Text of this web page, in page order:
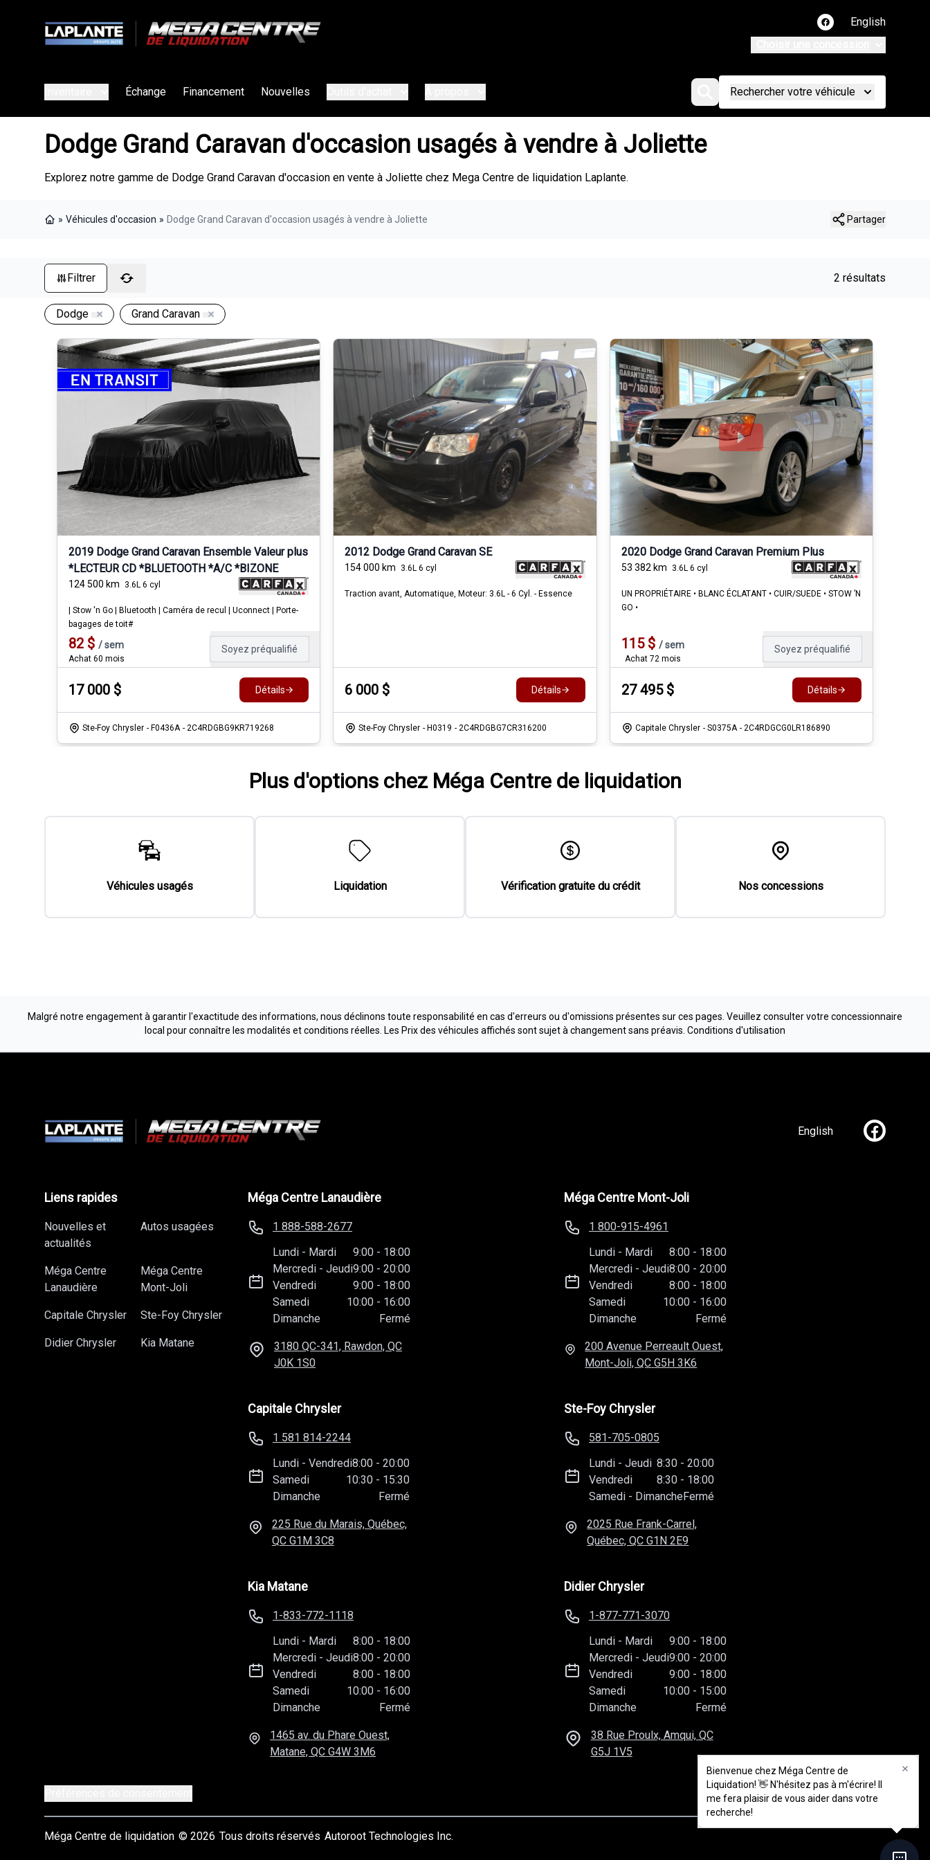
Lien vers notre page
English
Échange Financement Nouvelles Rechercher votre véhicule
Dodge Grand Caravan d'occasion usagés à vendre à Joliette
Explorez notre gamme de Dodge Grand Caravan d'occasion en vente à Joliette chez Mega Centre de liquidation Laplante.
» Véhicules d'occasion » Dodge Grand Caravan d'occasion usagés à vendre à Joliette Partager
Bienvenue chez Méga Centre de
Liquidation! 👋 N'hésitez pas à m'écrire! Il
me fera plaisir de vous aider dans votre
recherche!
Filtrer 2 résultats
Dodge Grand Caravan
2019 Dodge Grand Caravan Ensemble Valeur plus
*LECTEUR CD *BLUETOOTH *A/C *BIZONE
124 500 km 3.6L 6 cyl
| Stow 'n Go | Bluetooth | Caméra de recul | Uconnect | Porte-
bagages de toit#
82 $ /sem
Achat 60 mois
Soyez préqualifié
17 000 $ Détails
Ste-Foy Chrysler - F0436A - 2C4RDGBG9KR719268
2012 Dodge Grand Caravan SE
154 000 km 3.6L 6 cyl
Traction avant, Automatique, Moteur: 3.6L - 6 Cyl. - Essence
6 000 $ Détails
Ste-Foy Chrysler - H0319 - 2C4RDGBG7CR316200
2020 Dodge Grand Caravan Premium Plus
53 382km 3.6L 6 cyl
UN PROPRIÉTAIRE • BLANC ÉCLATANT • CUIR/SUEDE • STOW ’N
GO •
115$ / sem
Achat 72 mois
Soyez préqualifié
27 495$ Détails
Capitale Chrysler - S0375A - 2C4RDGCG0LR186890
Plus d'options chez Méga Centre de liquidation
Véhicules usagés Liquidation Vérification gratuite du crédit Nos concessions
Malgré notre engagement à garantir l'exactitude des informations, nous déclinons toute responsabilité en cas d'erreurs ou d'omissions présentes sur ces pages. Veuillez consulter votre concessionnaire
local pour connaître les modalités et conditions réelles. Les Prix des véhicules affichés sont sujet à changement sans préavis. Conditions d'utilisation
English Lien vers
Liens rapides
Nouvelles et
actualités
Autos usagées
Méga Centre
Lanaudière
Méga Centre
Mont-Joli
Capitale Chrysler Ste-Foy Chrysler
Didier Chrysler Kia Matane
Méga Centre Lanaudière
1 888-588-2677
Lundi - Mardi 9:00 - 18:00
Mercredi -Jeudi9:00 - 20:00
Vendredi
9:00 - 18:00
Samedi
10:00 - 16:00
Dimanche
Fermé
3180 QC-341, Rawdon, QC
J0K 1S0
Méga Centre Mont-Joli
1 800-915-4961
Lundi - Mardi 8:00 - 18:00
Mercredi - Jeudi8:00 - 20:00
Vendredi
8:00 - 18:00
Samedi
10:00 - 16:00
Dimanche
Fermé
200 Avenue Perreault Ouest,
Mont-Joli, QC G5H 3K6
Capitale Chrysler
1 581 814-2244
Lundi -Vendredi8:00 - 20:00
Samedi
10:30 - 15:30
Dimanche
Fermé
225 Rue du Marais, Québec,
QC G1M 3C8
Ste-Foy Chrysler
581-705-0805
Lundi - Jeudi 8:30 - 20:00
Vendredi
8:30 - 18:00
Samedi - DimancheFermé
2025 Rue Frank-Carrel,
Québec, QC G1N 2E9
Kia Matane
1-833-772-1118
Lundi - Mardi 8:00 - 18:00
Mercredi -Jeudi8:00 - 20:00
Vendredi
8:00 - 18:00
Samedi
10:00 - 16:00
Dimanche
Fermé
1465 av. du Phare Ouest,
Matane, QC G4W 3M6
Didier Chrysler
1-877-771-3070
Lundi - Mardi 9:00 - 18:00
Mercredi - Jeudi9:00 - 20:00
Vendredi
9:00 - 18:00
Samedi
10:00 - 15:00
Dimanche
Fermé
38 Rue Proulx, Amqui, QC
G5J 1V5
Méga Centre de liquidation © 2026 Tous droits réservés Autoroot Technologies Inc.
Bienvenue chez Méga Centre de
Liquidation! 👋 N'hésitez pas à m'écrire! Il
me fera plaisir de vous aider dans votre
recherche!